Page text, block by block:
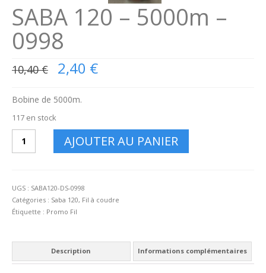
SABA 120 – 5000m –
0998
10,40€ Le
prix
était :
2,40 €
Bobine de 5000m.
117 en stock
5000m
-
0998
AJOUTER AU PANIER
UGS : SABA120-DS-0998
Catégories : Saba 120, Fil à coudre
Étiquette : Promo Fil
Description Informations complémentaires